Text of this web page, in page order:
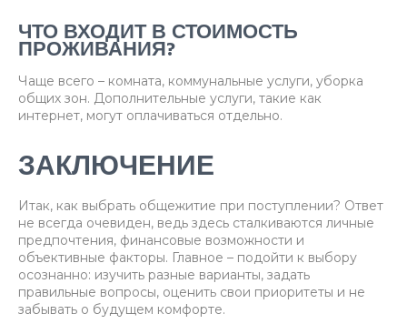
ЧТО ВХОДИТ В СТОИМОСТЬ
ПРОЖИВАНИЯ?
Чаще всего – комната, коммунальные услуги, уборка
общих зон. Дополнительные услуги, такие как
интернет, могут оплачиваться отдельно.
ЗАКЛЮЧЕНИЕ
Итак, как выбрать общежитие при поступлении? Ответ
не всегда очевиден, ведь здесь сталкиваются личные
предпочтения, финансовые возможности и
объективные факторы. Главное – подойти к выбору
осознанно: изучить разные варианты, задать
правильные вопросы, оценить свои приоритеты и не
забывать о будущем комфорте.